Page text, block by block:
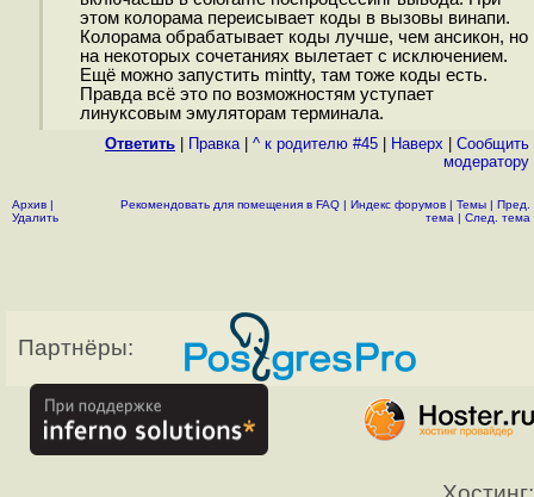
этом колорама переисывает коды в вызовы винапи.
Колорама обрабатывает коды лучше, чем ансикон, но
на некоторых сочетаниях вылетает с исключением.
Ещё можно запустить mintty, там тоже коды есть.
Правда всё это по возможностям уступает
линуксовым эмуляторам терминала.
Ответить Правка| ^ к родителю #45 Наверх
Cообщить
модератору
Архив |
Удалить
Рекомендовать для помещения в FAQ | Индекс форумов | Темы | Пред.
тема | След. тема
Партнёры: